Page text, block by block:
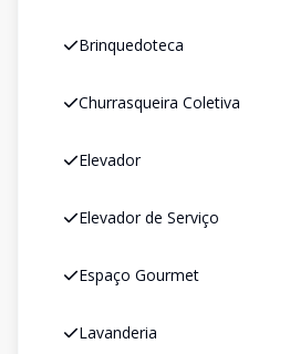
Brinquedoteca
Churrasqueira Coletiva
Elevador
Elevador de Serviço
Espaço Gourmet
Lavanderia